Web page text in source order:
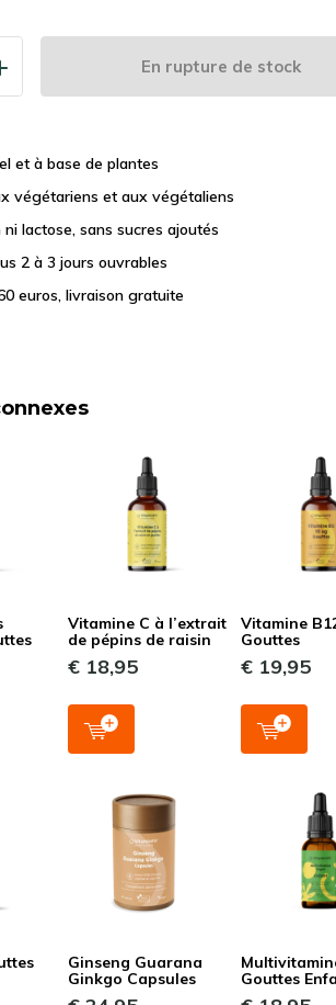
En rupture de stock
et à base de plantes
végétariens et aux végétaliens
lactose, sans sucres ajoutés
2 à 3 jours ouvrables
euros, livraison gratuite
Vitamine C à l’extrait
de pépins de raisin
€ 18,95
Vitamine
Gouttes
€ 19,95
Ginseng Guarana
Ginkgo Capsules
Gouttes